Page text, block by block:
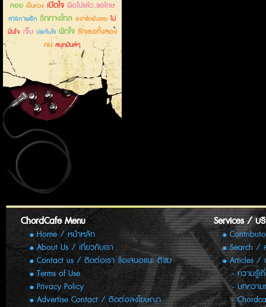
คอย เป็นห่วง เปิดใจ ผิดไปแล้ว..ขอโทษ
สารภาพรัก รักทางไกล อย่ารักฉันเลย ไม่
มั่นใจ เจ็บ ประทับใจ พักใจ รักเธอทั้งสอง
คน สนุกมันส์ๆ
ChordCafe Menu
Home / หน้าหลัก
About Us / เกี่ยวกับเรา
Contact us / ติดต่อเรา ข้อเสนอแนะ ติชม
Terms of Use
Privacy Policy
Advertise Contact / ติดต่อลงโฆษณา
Services / บ
Search /
Articles /
ความรู้
บทความ